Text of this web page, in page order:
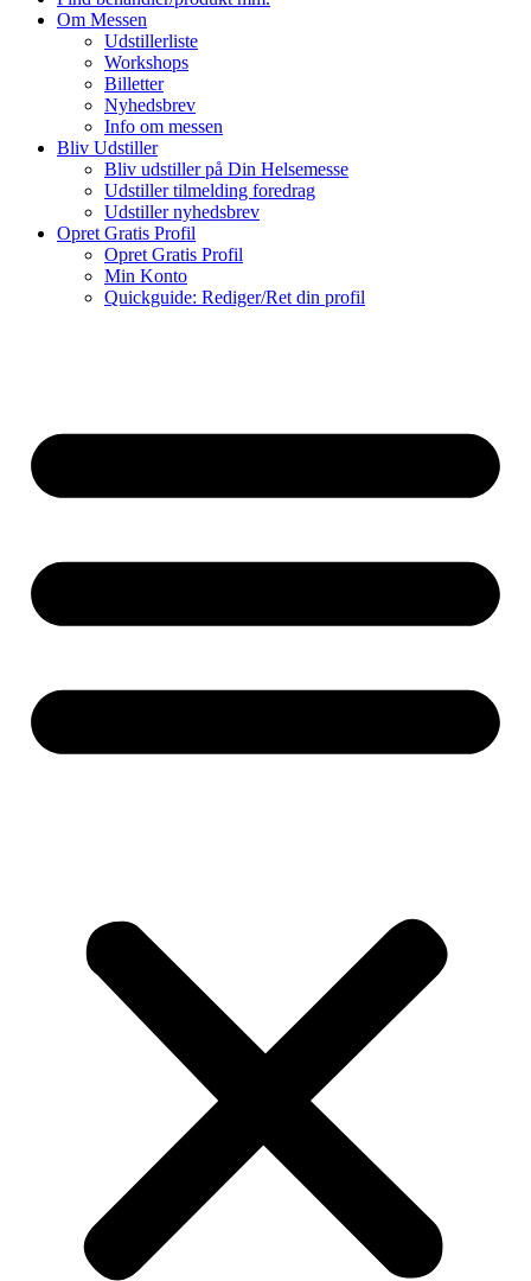
Om Messen
Udstillerliste
Workshops
Billetter
Nyhedsbrev
Info om messen
Bliv Udstiller
Bliv udstiller på Din Helsemesse
Udstiller tilmelding foredrag
Udstiller nyhedsbrev
Opret Gratis Profil
Opret Gratis Profil
Min Konto
Quickguide: Rediger/Ret din profil